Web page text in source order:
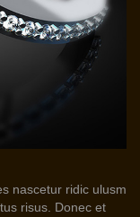
nascetur ridic ulusm
risus. Donec et